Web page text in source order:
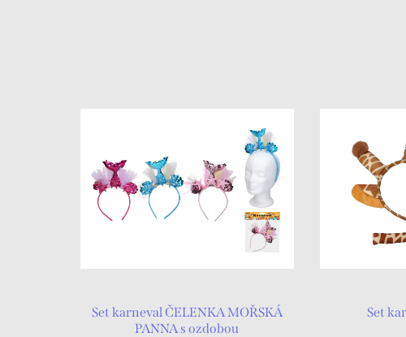
Set karneval ČELENKA MOŘSKÁ
PANNA s ozdobou
Set